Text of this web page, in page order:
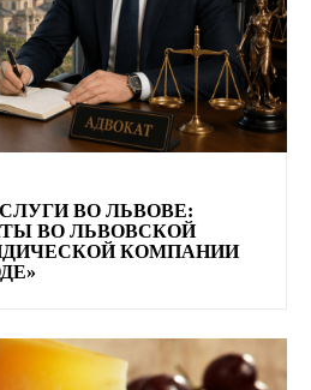
ВО ЛЬВОВЕ:
ВО ЛЬВОВСКОЙ
КОМПАНИИ